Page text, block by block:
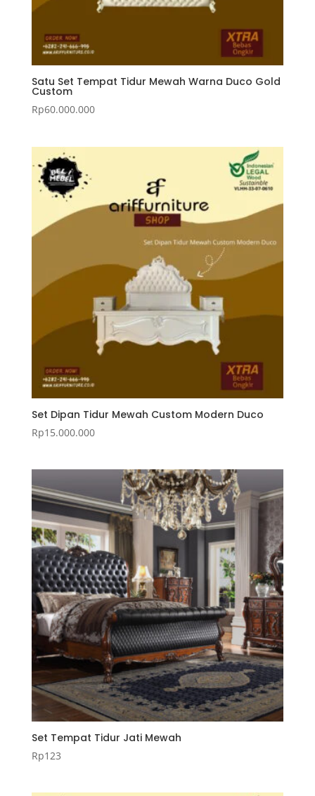
Satu Set Tempat Tidur Mewah Warna Duco Gold
Custom
Rp60.000.000
Set Dipan Tidur Mewah Custom Modern Duco
Rp15.000.000
Set Tempat Tidur Jati Mewah
Rp123